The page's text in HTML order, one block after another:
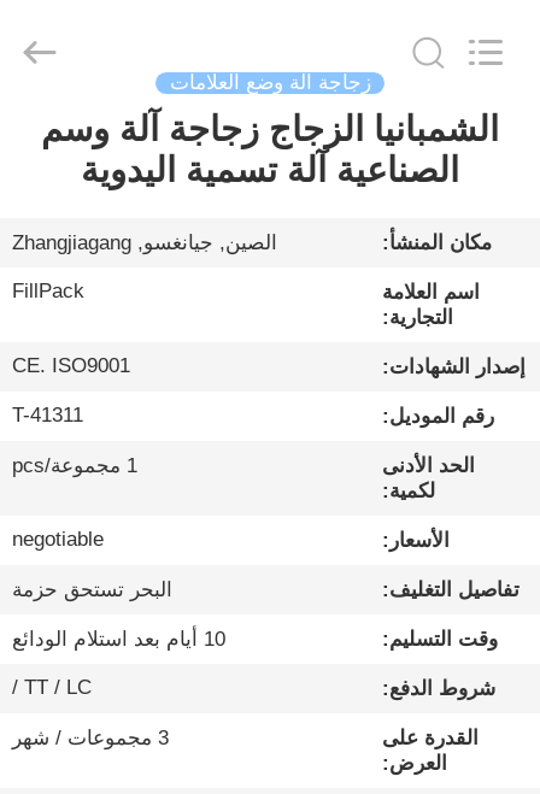
الصفحة
الرئيسية
منتجات
معلومات
عنا
جولة
المعمل
مراقبة
الجودة
اتصل
Machinery
زجاجة آلة وضع العلامات
الشمبانيا الزجاج زجاجة آلة وسم
الصناعية آلة تسمية اليدوية
مكان المنشأ: الصين, جيانغسو, Zhangjiagang
اسم العلامة
التجارية:
FillPack
إصدار الشهادات: CE. ISO9001
رقم الموديل: T-41311
الحد الأدنى
لكمية:
1 مجموعة/pcs
الأسعار: negotiable
تفاصيل التغليف: البحر تستحق حزمة
وقت التسليم: 10 أيام بعد استلام الودائع
شروط الدفع: TT / LC /
القدرة على
العرض:
3 مجموعات / شهر